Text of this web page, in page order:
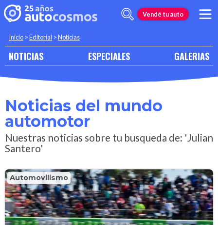
Vendé tu auto
Inicio >Editorial >Noticias
NOTICIAS ESPECIALES GALERIAS
Noticias del mundo
automotor
Nuestras noticias sobre tu busqueda de: 'Julian
Santero'
Automovilismo